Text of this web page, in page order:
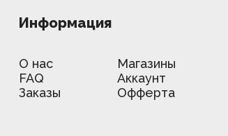
Информация
О нас
Магазины
FAQ
Аккаунт
Заказы
Офферта